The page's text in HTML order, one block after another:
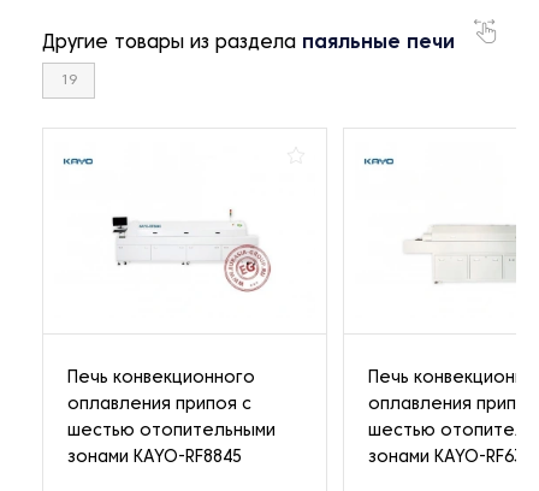
Другие товары из раздела паяльные печи
19
Печь конвекционного
оплавления припоя с
шестью отопительными
зонами KAYO-RF8845
Печь
оплавления
шестью
зонами KAYO-RF630